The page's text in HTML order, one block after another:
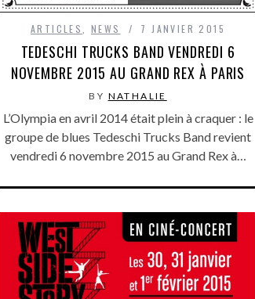
ARTICLES NEWS 7 JANVIER 2015
TEDESCHI TRUCKS BAND VENDREDI 6
NOVEMBRE 2015 AU GRAND REX À PARIS
BY NATHALIE
L’Olympia en avril 2014 était plein à craquer : le
groupe de blues Tedeschi Trucks Band revient
vendredi 6 novembre 2015 au Grand Rex à…